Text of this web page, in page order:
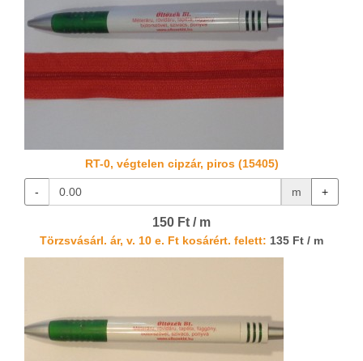
RT-0, végtelen cipzár, piros (15405)
- m +
150 Ft / m
Törzsvásárl. ár, v. 10 e. Ft kosárért. felett: 135 Ft / m